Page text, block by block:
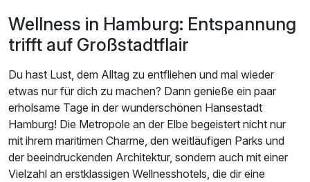
Wellness in Hamburg: Entspannung
trifft auf Großstadtflair
Du hast Lust, dem Alltag zu entfliehen und mal wieder
etwas nur für dich zu machen? Dann genieße ein paar
erholsame Tage in der wunderschönen Hansestadt
Hamburg! Die Metropole an der Elbe begeistert nicht nur
mit ihrem maritimen Charme, den weitläufigen Parks und
der beeindruckenden Architektur, sondern auch mit einer
Vielzahl an erstklassigen Wellnesshotels, die dir eine